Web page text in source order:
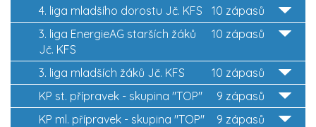
10 zápasů
4. liga mladšího dorostu Jč. KFS
10 zápasů
3. liga EnergieAG starších žáků
Jč. KFS
10 zápasů
3. liga mladších žáků Jč. KFS
9 zápasů
KP st. přípravek - skupina "TOP"
9 zápasů
KP ml. přípravek - skupina "TOP"